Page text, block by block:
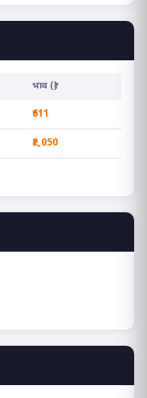
भाव (₹)
₹611
₹2,050